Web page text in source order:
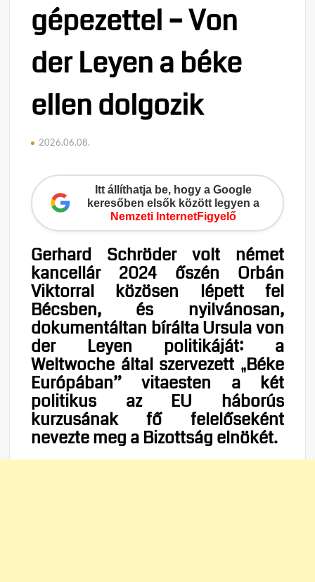
gépezettel – Von
der Leyen a béke
ellen dolgozik
2026.06.08.
Itt állíthatja be, hogy a Google
keresőben elsők között legyen a
Nemzeti InternetFigyelő
Gerhard Schröder volt német
kancellár 2024 őszén Orbán
Viktorral közösen lépett fel
Bécsben, és nyilvánosan,
dokumentáltan bírálta Ursula von
der Leyen politikáját: a
Weltwoche által szervezett „Béke
Európában” vitaesten a két
politikus az EU háborús
kurzusának fő felelőseként
nevezte meg a Bizottság elnökét.